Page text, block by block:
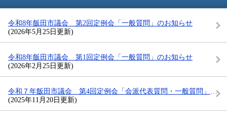
令和8年飯田市議会 第2回定例会「一般質問」のお知らせ
(2026年5月25日更新)
令和8年飯田市議会 第1回定例会「一般質問」のお知らせ
(2026年2月25日更新)
令和７年飯田市議会 第4回定例会「会派代表質問・一般質問」のお知らせ
(2025年11月20日更新)